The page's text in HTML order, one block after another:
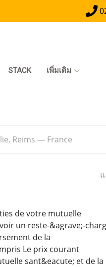
STACK เพิ่มเติม
Reims — France
de votre mutuelle
un reste-&agrave;-
de la
Le prix courant
sant&eacute; et de la